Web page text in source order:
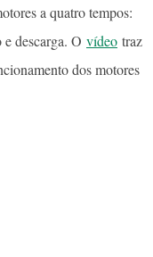
a quatro tempos:
e descarga. O vídeo traz
dos motores